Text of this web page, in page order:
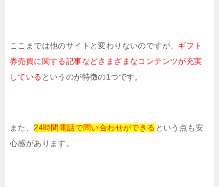
ここまでは他のサイトと変わりないのですが、 ギフト
券売買に関する記事などさまざまなコンテンツが充実
している というのが特徴の1つです。
また、 24時間電話で問い合わせができる という点も安
心感があります。